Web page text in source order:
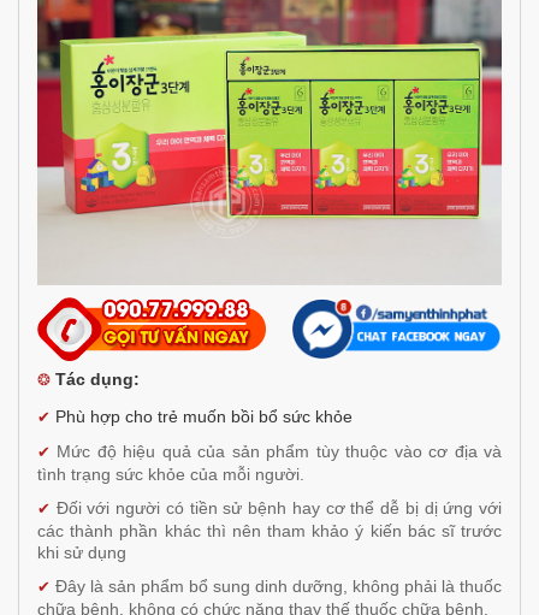
❂ Tác dụng:
✔ Phù hợp cho trẻ muốn bồi bổ sức khỏe
✔ Mức độ hiệu quả của sản phẩm tùy thuộc vào cơ địa và
tình trạng sức khỏe của mỗi người.
✔ Đối với người có tiền sử bệnh hay cơ thể dễ bị dị ứng với
các thành phần khác thì nên tham khảo ý kiến bác sĩ trước
khi sử dụng
✔ Đây là sản phẩm bổ sung dinh dưỡng, không phải là thuốc
chữa bệnh, không có chức năng thay thế thuốc chữa bệnh.